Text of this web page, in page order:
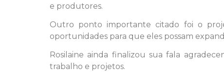
e produtores.
Outro ponto importante citado foi o
oportunidades para que eles possam
Rosilaine ainda finalizou sua fala
trabalho e projetos.